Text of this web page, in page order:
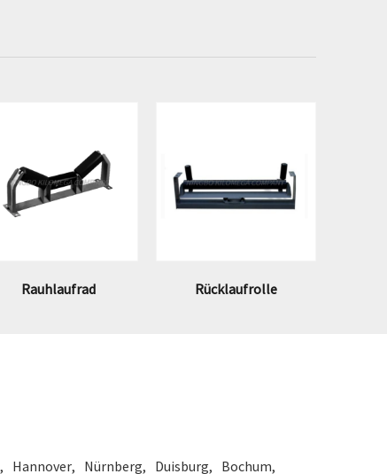
Rauhlaufrad Rücklaufrolle
Hannover Nürnberg Duisburg Bochum